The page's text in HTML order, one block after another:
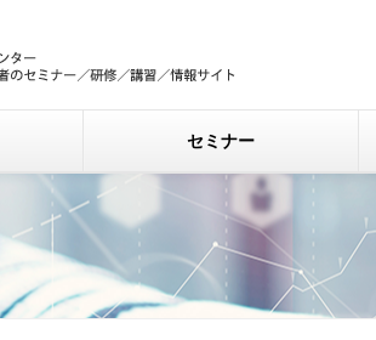
セミナー